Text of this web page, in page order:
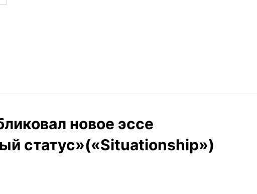
новое эссе
статус»(«Situationship»)